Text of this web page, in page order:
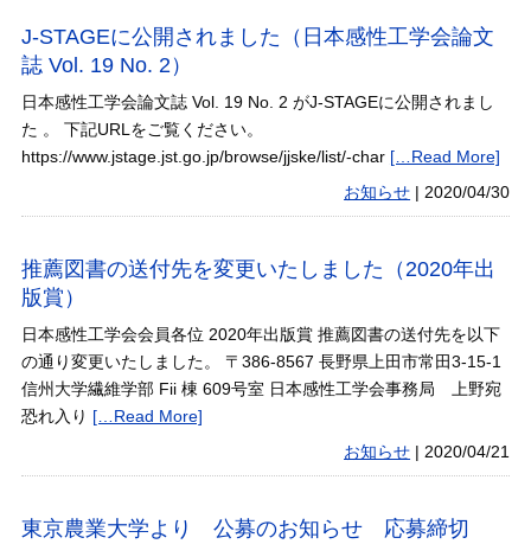
J-STAGEに公開されました（日本感性工学会論文
誌 Vol. 19 No. 2）
日本感性工学会論文誌 Vol. 19 No. 2 がJ-STAGEに公開されまし
た 。 下記URLをご覧ください。
https://www.jstage.jst.go.jp/browse/jjske/list/-char […Read More]
お知らせ |2020/04/30
推薦図書の送付先を変更いたしました（2020年出
版賞）
日本感性工学会会員各位 2020年出版賞 推薦図書の送付先を以下
の通り変更いたしました。 〒386-8567 長野県上田市常田3-15-1
信州大学繊維学部 Fii 棟 609号室 日本感性工学会事務局 上野宛
恐れ入り […Read More]
お知らせ |2020/04/21
東京農業大学より 公募のお知らせ 応募締切